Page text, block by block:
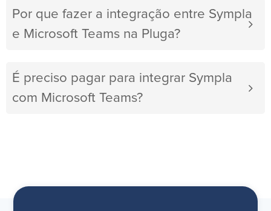
Por que fazer a integração entre Sympla
e Microsoft Teams na Pluga?
É preciso pagar para integrar Sympla
com Microsoft Teams?